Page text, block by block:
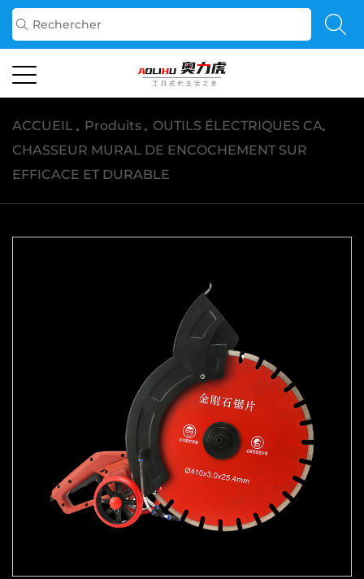
ACCUEIL / Produits / OUTILS ÉLECTRIQUES CA/
CHASSEUR MURAL DE ENCOCHEMENT SUR
EFFICACE ET DURABLE